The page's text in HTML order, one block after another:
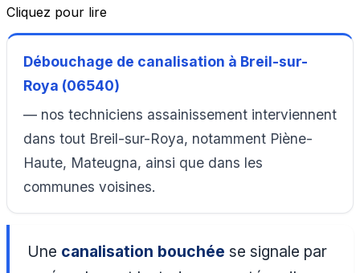
Cliquez pour lire
Débouchage de canalisation à Breil-sur-
Roya (06540)
— nos techniciens assainissement interviennent
dans tout Breil-sur-Roya, notamment Piène-
Haute, Mateugna, ainsi que dans les
communes voisines.
Une canalisation bouchée se signale par